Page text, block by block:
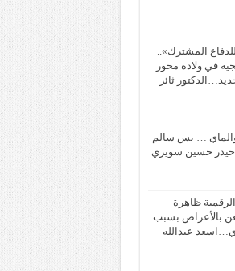
المشترك»..
في ولادة محور
ثائر
والماي … بس سالم
حيدر حسين سويري
الرقمية ظاهرة
بالأعراض بسبب
عبدالله